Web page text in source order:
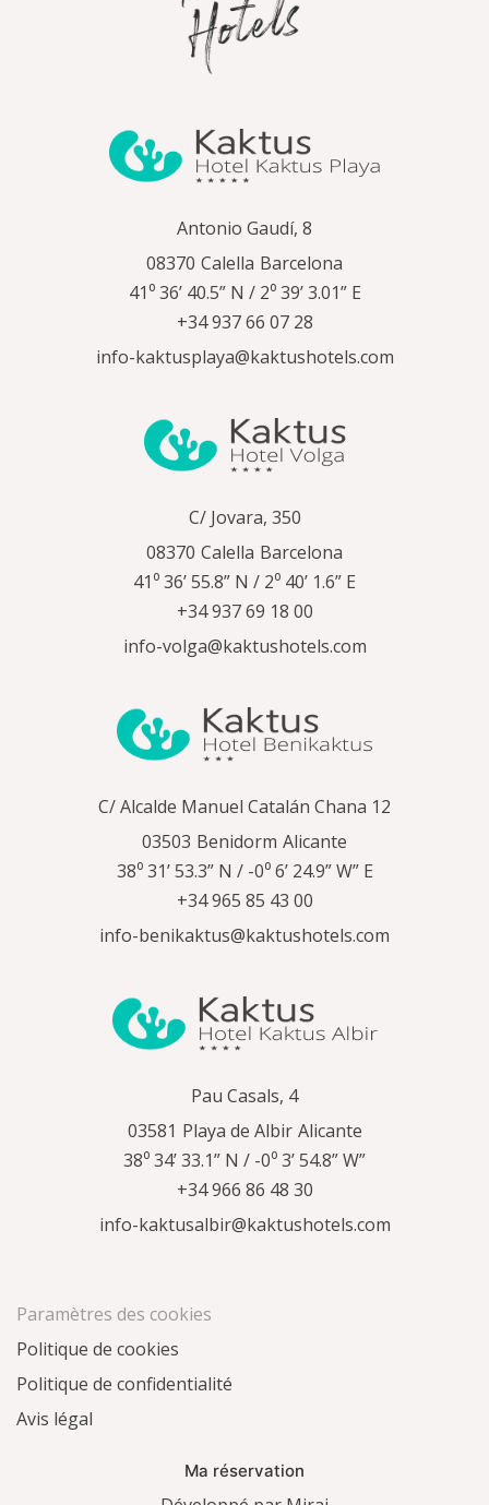
Antonio Gaudí, 8
08370 Calella Barcelona
41⁰ 36’ 40.5” N / 2⁰ 39’ 3.01” E
+34 937 66 07 28
info-kaktusplaya@kaktushotels.com
C/ Jovara, 350
08370 Calella Barcelona
41⁰ 36’ 55.8” N / 2⁰ 40’ 1.6” E
+34 937 69 18 00
info-volga@kaktushotels.com
C/ Alcalde Manuel Catalán Chana 12
03503 Benidorm Alicante
38⁰ 31’ 53.3” N / -0⁰ 6’ 24.9” W” E
+34 965 85 43 00
info-benikaktus@kaktushotels.com
Pau Casals, 4
03581 Playa de Albir Alicante
38⁰ 34’ 33.1” N / -0⁰ 3’ 54.8” W”
+34 966 86 48 30
info-kaktusalbir@kaktushotels.com
Paramètres des cookies
Politique de cookies
Politique de confidentialité
Avis légal
Ma réservation